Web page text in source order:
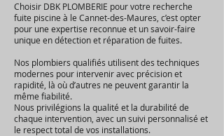
Choisir DBK PLOMBERIE pour votre recherche
fuite piscine à le Cannet-des-Maures, c’est opter
pour une expertise reconnue et un savoir-faire
unique en détection et réparation de fuites.
Nos plombiers qualifiés utilisent des techniques
modernes pour intervenir avec précision et
rapidité, là où d’autres ne peuvent garantir la
même fiabilité.
Nous privilégions la qualité et la durabilité de
chaque intervention, avec un suivi personnalisé et
le respect total de vos installations.